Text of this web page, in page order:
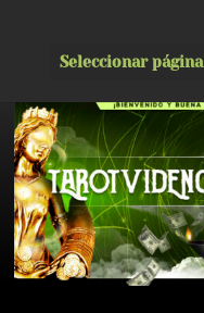
Seleccionar página